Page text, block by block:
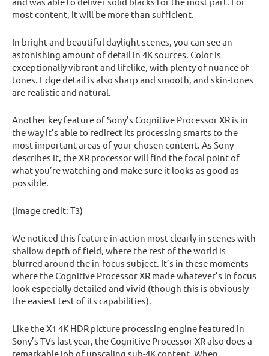
most content, it will be more than sufficient.
In bright and beautiful daylight scenes, you can see an
astonishing amount of detail in 4K sources. Color is
exceptionally vibrant and lifelike, with plenty of nuance of
tones. Edge detail is also sharp and smooth, and skin-tones
are realistic and natural.
Another key feature of Sony’s Cognitive Processor XR is in
the way it’s able to redirect its processing smarts to the
most important areas of your chosen content. As Sony
describes it, the XR processor will find the focal point of
what you’re watching and make sure it looks as good as
possible.
(Image credit: T3)
We noticed this feature in action most clearly in scenes with
shallow depth of field, where the rest of the world is
blurred around the in-focus subject. It’s in these moments
where the Cognitive Processor XR made whatever’s in focus
look especially detailed and vivid (though this is obviously
the easiest test of its capabilities).
Like the X1 4K HDR picture processing engine featured in
Sony’s TVs last year, the Cognitive Processor XR also does a
remarkable job of upscaling sub-4K content. When